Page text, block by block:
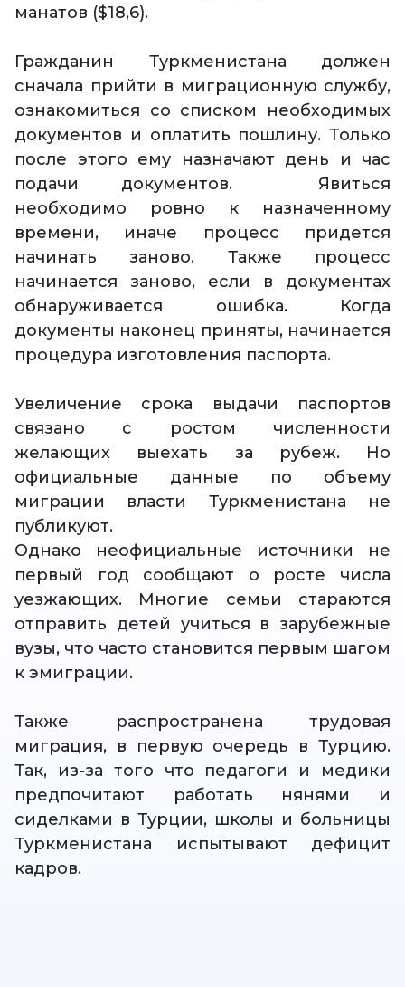
манатов ($18,6).
Гражданин Туркменистана должен
сначала прийти в миграционную службу,
ознакомиться со списком необходимых
документов и оплатить пошлину. Только
после этого ему назначают день и час
подачи документов. Явиться
необходимо ровно к назначенному
времени, иначе процесс придется
начинать заново. Также процесс
начинается заново, если в документах
обнаруживается ошибка. Когда
документы наконец приняты, начинается
процедура изготовления паспорта.
Увеличение срока выдачи паспортов
связано с ростом численности
желающих выехать за рубеж. Но
официальные данные по объему
миграции власти Туркменистана не
публикуют.
Однако неофициальные источники не
первый год сообщают о росте числа
уезжающих. Многие семьи стараются
отправить детей учиться в зарубежные
вузы, что часто становится первым шагом
к эмиграции.
Также распространена трудовая
миграция, в первую очередь в Турцию.
Так, из-за того что педагоги и медики
предпочитают работать нянями и
сиделками в Турции, школы и больницы
Туркменистана испытывают дефицит
кадров.